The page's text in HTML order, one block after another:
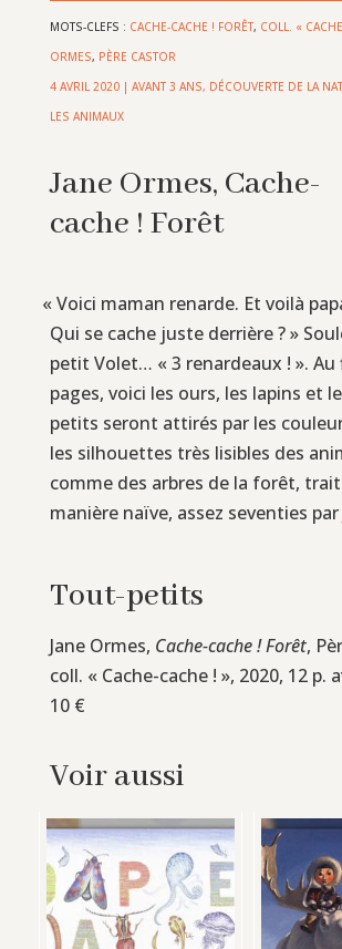
MOTS-CLEFS : CACHE-CACHE ! FORÊT, COLL. «
ORMES, PÈRE CASTOR
4 AVRIL 2020| AVANT 3 ANS, DÉCOUVERTE DE LA
LES ANIMAUX
Jane Ormes, Cache-
cache ! Forêt
« Voici maman renarde. Et voilà
Qui se cache juste derrière ? »
petit Volet… « 3 renardeaux ! ». Au
pages, voici les ours, les lapins et
petits seront attirés par les
les silhouettes très lisibles des
comme des arbres de la forêt,
manière naïve, assez seventies par
Tout-petits
Jane Ormes, Cache-cache ! Forêt,
coll. « Cache-cache ! », 2020, 12 p.
10 €
Voir aussi